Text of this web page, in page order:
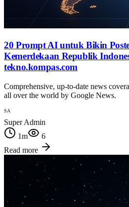
20 Prompt AI untuk Bikin
Kemerdekaan Republik
tekno.kompas.com
Comprehensive, up-to-date news
all over the world by Google News.
SA
Super Admin
1m
6
Read more